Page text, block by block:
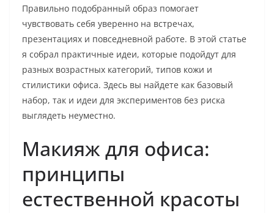
Правильно подобранный образ помогает
чувствовать себя уверенно на встречах,
презентациях и повседневной работе. В этой статье
я собрал практичные идеи, которые подойдут для
разных возрастных категорий, типов кожи и
стилистики офиса. Здесь вы найдете как базовый
набор, так и идеи для экспериментов без риска
выглядеть неуместно.
Макияж для офиса:
принципы
естественной красоты